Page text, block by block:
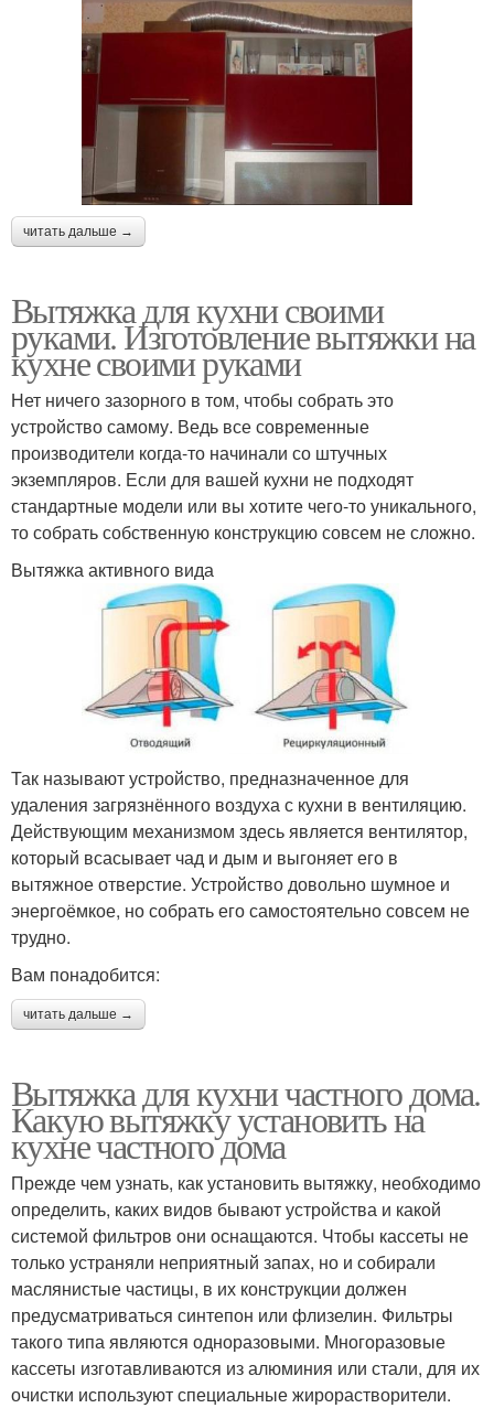
читать дальше →
Вытяжка для кухни своими
руками. Изготовление вытяжки на
кухне своими руками
Нет ничего зазорного в том, чтобы собрать это
устройство самому. Ведь все современные
производители когда-то начинали со штучных
экземпляров. Если для вашей кухни не подходят
стандартные модели или вы хотите чего-то уникального,
то собрать собственную конструкцию совсем не сложно.
Вытяжка активного вида
Так называют устройство, предназначенное для
удаления загрязнённого воздуха с кухни в вентиляцию.
Действующим механизмом здесь является вентилятор,
который всасывает чад и дым и выгоняет его в
вытяжное отверстие. Устройство довольно шумное и
энергоёмкое, но собрать его самостоятельно совсем не
трудно.
Вам понадобится:
читать дальше →
Вытяжка для кухни частного дома.
Какую вытяжку установить на
кухне частного дома
Прежде чем узнать, как установить вытяжку, необходимо
определить, каких видов бывают устройства и какой
системой фильтров они оснащаются. Чтобы кассеты не
только устраняли неприятный запах, но и собирали
маслянистые частицы, в их конструкции должен
предусматриваться синтепон или флизелин. Фильтры
такого типа являются одноразовыми. Многоразовые
кассеты изготавливаются из алюминия или стали, для их
очистки используют специальные жирорастворители.